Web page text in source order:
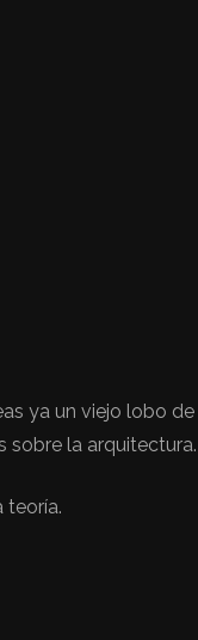
ya un viejo lobo
sobre la arquitectura.
teoría.